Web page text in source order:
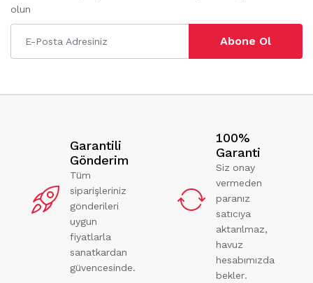
olun
Abone Ol
Garantili
Gönderim
Tüm
siparişleriniz
gönderileri
uygun
fiyatlarla
sanatkardan
güvencesinde.
100%
Garanti
Siz onay
vermeden
paranız
satıcıya
aktarılmaz,
havuz
hesabımızda
bekler.